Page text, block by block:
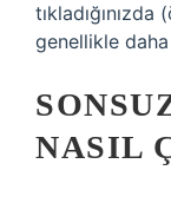
genellikle
NASIL